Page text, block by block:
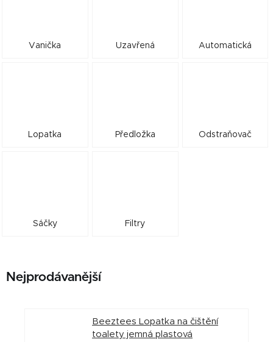
Vanička Uzavřená Automatická
Lopatka Předložka Odstraňovač
Sáčky Filtry
Nejprodávanější
Beeztees Lopatka na čištění
toalety jemná plastová